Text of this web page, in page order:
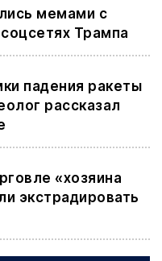
мемами с
Трампа
падения ракеты
рассказал
«хозяина
экстрадировать